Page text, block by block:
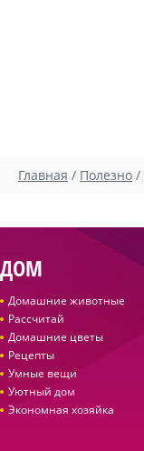
Главная / Полезно /
ДОМ
Домашние животные
Рассчитай
Домашние цветы
Рецепты
Умные вещи
Уютный дом
Экономная хозяйка